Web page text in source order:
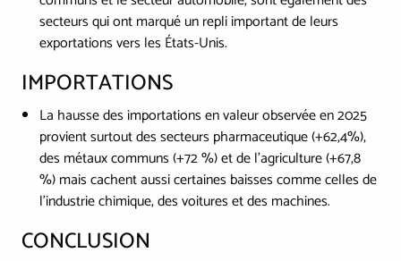
secteurs qui ont marqué un repli important de leurs
exportations vers les États-Unis.
IMPORTATIONS
La hausse des importations en valeur observée en 2025
provient surtout des secteurs pharmaceutique (+62,4%),
des métaux communs (+72 %) et de l’agriculture (+67,8
%) mais cachent aussi certaines baisses comme celles de
l’industrie chimique, des voitures et des machines.
CONCLUSION